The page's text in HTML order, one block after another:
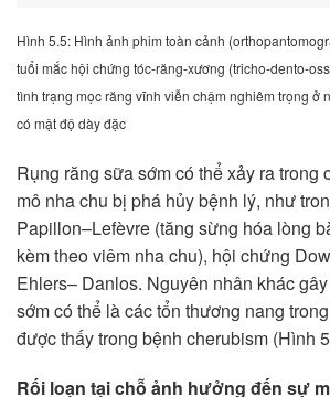
Hình 5.5: Hình ảnh phim toàn cảnh
tuổi mắc hội chứng tóc-răng-xương (tricho-dento-
tình trạng mọc răng vĩnh viễn chậm nghiêm trọng ở
có mật độ dày đặc
Rụng răng sữa sớm có thể xảy ra trong
mô nha chu bị phá hủy bệnh lý, như
Papillon–Lefèvre (tăng sừng hóa lòng
kèm theo viêm nha chu), hội chứng
Ehlers– Danlos. Nguyên nhân khác
sớm có thể là các tổn thương nang
được thấy trong bệnh cherubism (Hình
Rối loạn tại chỗ ảnh hưởng đến sự